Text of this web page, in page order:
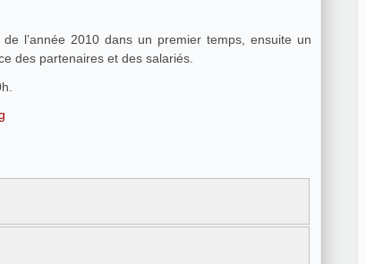
l’année 2010 dans un premier temps, ensuite un
des partenaires et des salariés.